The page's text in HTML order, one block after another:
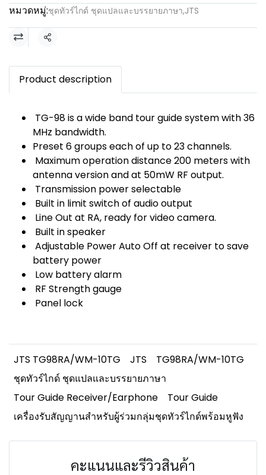
หมวดหมู่:ชุดทัวร์ไกด์ ชุดแปลและบรรยายภาษา,JTS
แชร์
Product description
TG-98 is a wide band tour guide system with 36
MHz bandwidth.
Preset 6 groups each of up to 23 channels.
Maximum operation distance 200 meters with
antenna version and at 50mW RF output.
Transmission power selectable
Built in limit switch of audio output
Line Out at RA, ready for video camera.
Built in speaker
Adjustable Power Auto Off at receiver to save
battery power
Low battery alarm
RF Strength gauge
Panel lock
JTS TG98RA/WM-10TG JTS
TG98RA/WM-10TG
ชุดทัวร์ไกด์ ชุดแปลและบรรยายภาษา
Tour Guide Receiver/Earphone
Tour Guide
เครื่องรับสัญญานสำหรับผู้ร่วมกลุ่มชุดทัวร์ไกด์พร้อมหูฟัง
คะแนนและรีวิวสินค้า